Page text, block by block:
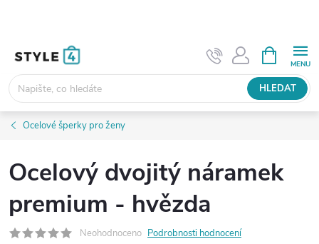
HLEDAT
NÁKUPNÍ
KOŠÍK
Ocelové šperky pro ženy
Ocelový dvojitý náramek
premium - hvězda
Neohodnoceno Podrobnosti hodnocení